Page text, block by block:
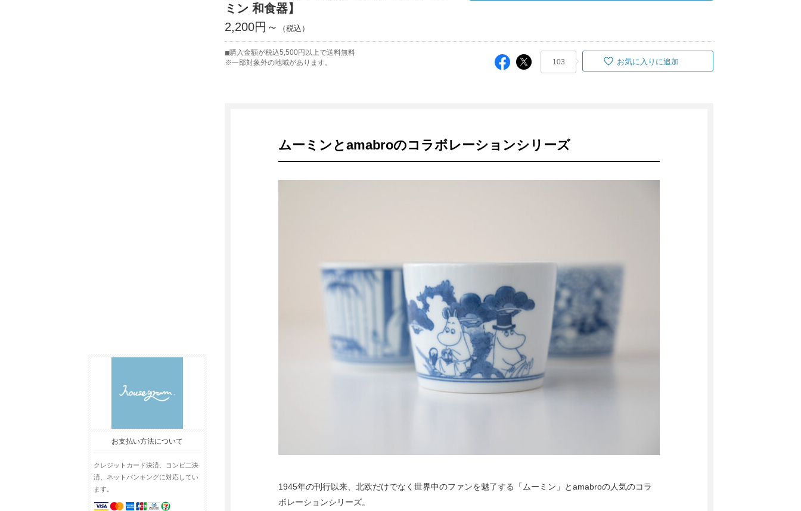
お支払い方法について
クレジットカード決済、コンビ二決
済、ネットバンキングに対応してい
ます。
ミン 和食器】
2,200円～
購入金額が税込5,500円以上で送料無料
※一部対象外の地域があります。
103 お気に入りに追加
ムーミンとamabroのコラボレーションシリーズ
1945年の刊行以来、北欧だけでなく世界中のファンを魅了する「ムーミン」とamabroの人気のコラ
ボレーションシリーズ。